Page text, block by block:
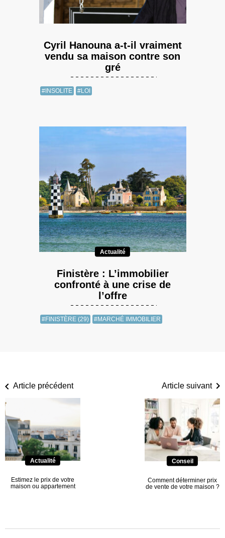
Cyril Hanouna a-t-il vraiment
vendu sa maison contre son
gré
#INSOLITE #LOI
Actualité
Finistère : L’immobilier
confronté à une crise de
l’offre
#FINISTÈRE (29) #MARCHÉ IMMOBILIER
Article précédent
Actualité
Estimez le prix de votre
maison ou appartement
Article suivant
Conseil
Comment déterminer prix
de vente de votre maison ?